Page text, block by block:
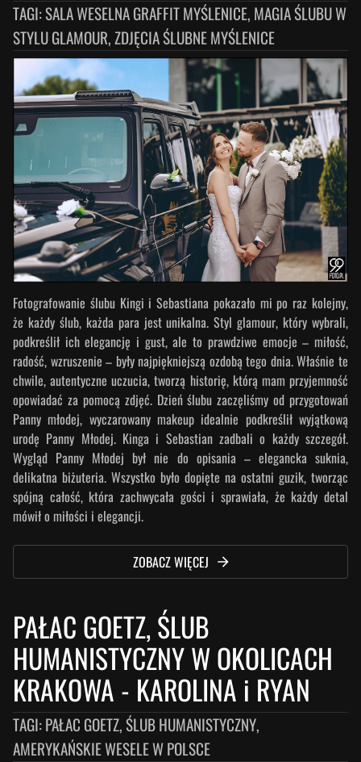
TAGI:SALA WESELNA GRAFFIT MYŚLENICE, MAGIA ŚLUBU W
STYLU GLAMOUR, ZDJĘCIA ŚLUBNE MYŚLENICE
Fotografowanie ślubu Kingi i Sebastiana pokazało mi po raz kolejny,
że każdy ślub, każda para jest unikalna. Styl glamour, który wybrali,
podkreślił ich elegancję i gust, ale to prawdziwe emocje – miłość,
radość, wzruszenie – były najpiękniejszą ozdobą tego dnia. Właśnie te
chwile, autentyczne uczucia, tworzą historię, którą mam przyjemność
opowiadać za pomocą zdjęć. Dzień ślubu zaczęliśmy od przygotowań
Panny młodej, wyczarowany makeup idealnie podkreślił wyjątkową
urodę Panny Młodej. Kinga i Sebastian zadbali o każdy szczegół.
Wygląd Panny Młodej był nie do opisania – elegancka suknia,
delikatna biżuteria. Wszystko było dopięte na ostatni guzik, tworząc
spójną całość, która zachwycała gości i sprawiała, że każdy detal
mówił o miłości i elegancji.
ZOBACZ WIĘCEJ
PAŁAC GOETZ, ŚLUB
HUMANISTYCZNY W OKOLICACH
KRAKOWA - KAROLINA i RYAN
TAGI:PAŁAC GOETZ, ŚLUB HUMANISTYCZNY,
AMERYKAŃSKIE WESELE W POLSCE